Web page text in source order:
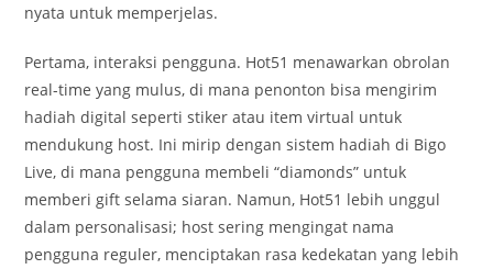
nyata untuk memperjelas.
Pertama, interaksi pengguna. Hot51 menawarkan obrolan
real-time yang mulus, di mana penonton bisa mengirim
hadiah digital seperti stiker atau item virtual untuk
mendukung host. Ini mirip dengan sistem hadiah di Bigo
Live, di mana pengguna membeli “diamonds” untuk
memberi gift selama siaran. Namun, Hot51 lebih unggul
dalam personalisasi; host sering mengingat nama
pengguna reguler, menciptakan rasa kedekatan yang lebih